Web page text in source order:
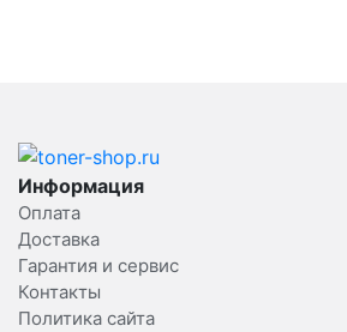
Информация
Оплата
Доставка
Гарантия и сервис
Контакты
Политика сайта